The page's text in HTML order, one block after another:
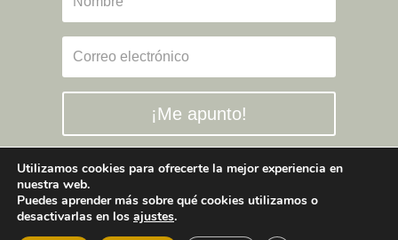
¡Me apunto!
Utilizamos cookies para ofrecerte la mejor experiencia en
nuestra web.
Puedes aprender más sobre qué cookies utilizamos o
desactivarlas en los ajustes.